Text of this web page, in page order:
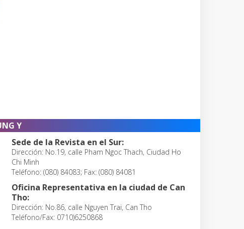
Y
Sede de la Revista en el Sur:
Dirección: No.19, calle Pham Ngoc Thach, Ciudad Ho
Chi Minh
Teléfono: (080) 84083; Fax: (080) 84081
Oficina Representativa en la ciudad de Can
Tho:
Dirección: No.86, calle Nguyen Trai, Can Tho
Teléfono/Fax: 0710)6250868